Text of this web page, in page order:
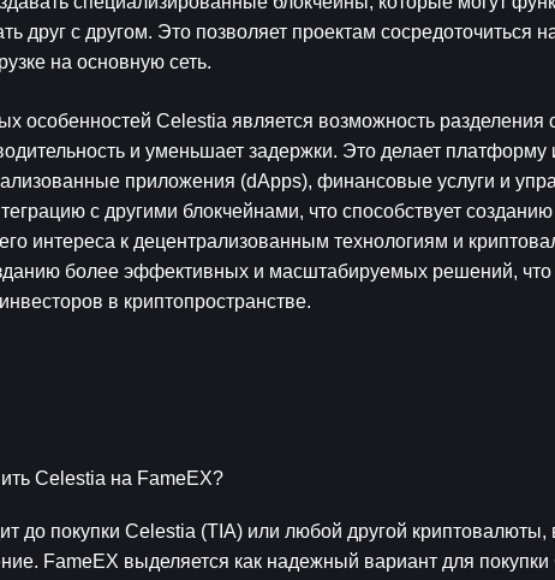
друг с другом. Это позволяет проектам сосредоточиться
на основную сеть.
особенностей Celestia является возможность разделения
и уменьшает задержки. Это делает
приложения (dApps), финансовые услуги и
с другими блокчейнами, что способствует
интереса к децентрализованным технологиям и
более эффективных и масштабируемых решений, что
в криптопространстве.
Celestia на FameEX?
до покупки Celestia (TIA) или любой другой
FameEX выделяется как надежный вариант для